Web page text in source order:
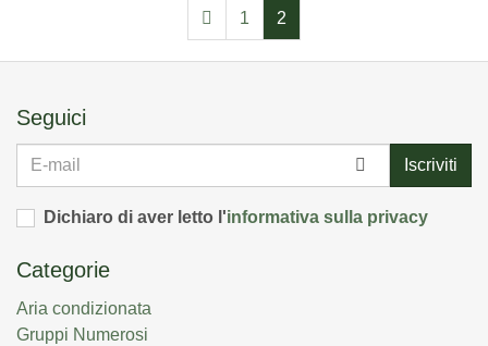
1 2
Seguici
E-
mail
Iscriviti
Dichiaro di aver letto l'informativa sulla privacy
Categorie
Aria condizionata
Gruppi Numerosi